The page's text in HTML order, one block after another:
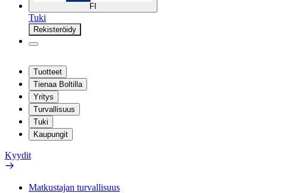
FI
Tuki
Rekisteröidy
Tuotteet
Tienaa Boltilla
Yritys
Turvallisuus
Tuki
Kaupungit
Kyydit
Matkustajan turvallisuus